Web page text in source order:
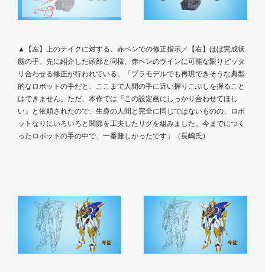
▲【左】上のテイクに対する、赤ペンでの修正指示／【右】ほぼ完成状
態の手。先に紹介した頭部と同様、赤ペンのラインに可能な限りピッタ
リ合わせる修正が行われている。「プラモデルでも再現できそうな典型
的なロボットの手だと、ここまで人間の手に近い握りこぶしを握ること
はできません。ただ、本作では『この設定画にしっかり合わせてほし
い』と依頼されたので、生身の人間と完全に同じではないものの、ロボ
ットなりにいろいろと関節を工夫したリグを組みました。今までにつく
ったロボットの手の中で、一番難しかったです」（長嶋氏）